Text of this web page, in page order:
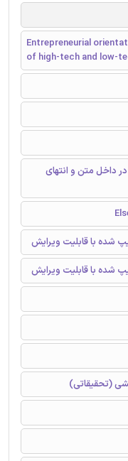
Entrepreneurial
of high-tech and low-
داخل متن و انتهای
(تحقیقاتی)